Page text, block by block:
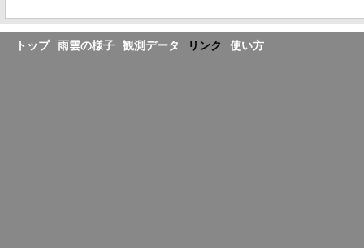
トップ 雨雲の様子 観測データ リンク 使い方